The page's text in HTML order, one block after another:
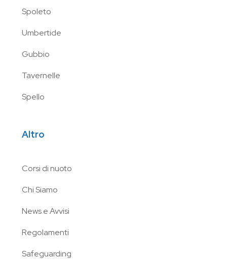
Spoleto
Umbertide
Gubbio
Tavernelle
Spello
Altro
Corsi di nuoto
Chi Siamo
News e Avvisi
Regolamenti
Safeguarding